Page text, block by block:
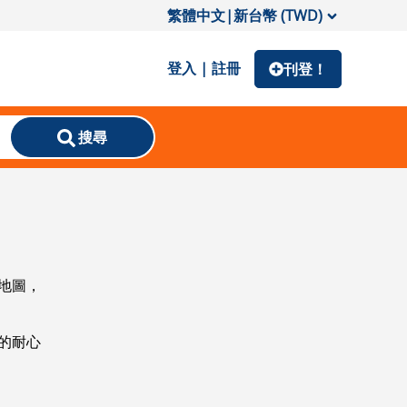
繁體中文|新台幣 (TWD)
登入 | 註冊 刊登！
搜尋
圖，
耐心